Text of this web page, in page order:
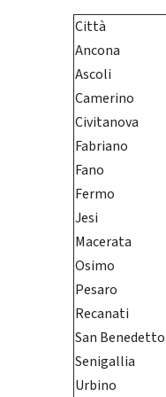
Città
Ancona
Ascoli
Camerino
Civitanova
Fabriano
Fano
Fermo
Jesi
Macerata
Osimo
Pesaro
Recanati
San Benedetto
Senigallia
Urbino